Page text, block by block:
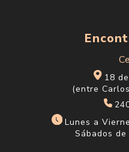
18
(entre
Lunes a
Sábados